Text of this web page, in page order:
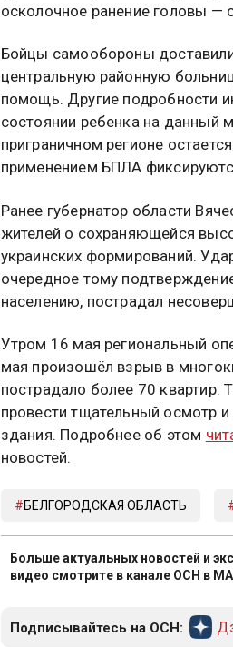
осколочное ранение головы —
Бойцы самообороны
центральную районную
помощь. Другие подробности
состоянии ребенка на данный
приграничном регионе
применением БПЛА
Ранее губернатор области
жителей о сохраняющейся
украинских формирований.
очередное тому
населению, пострадал
Утром 16 мая региональный
мая произошёл взрыв в
пострадало более 70 квартир.
провести тщательный осмотр
здания. Подробнее об этом
новостей.
БЕЛГОРОДСКАЯ ОБЛАСТЬ
Больше актуальных новостей и
видео смотрите в канале ОСН в
Подписывайтесь на ОСН: